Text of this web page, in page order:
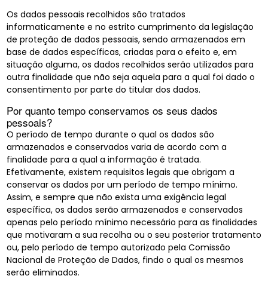
Os dados pessoais recolhidos são tratados
informaticamente e no estrito cumprimento da legislação
de proteção de dados pessoais, sendo armazenados em
base de dados específicas, criadas para o efeito e, em
situação alguma, os dados recolhidos serão utilizados para
outra finalidade que não seja aquela para a qual foi dado o
consentimento por parte do titular dos dados.
Por quanto tempo conservamos os seus dados
pessoais?
O período de tempo durante o qual os dados são
armazenados e conservados varia de acordo com a
finalidade para a qual a informação é tratada.
Efetivamente, existem requisitos legais que obrigam a
conservar os dados por um período de tempo mínimo.
Assim, e sempre que não exista uma exigência legal
específica, os dados serão armazenados e conservados
apenas pelo período mínimo necessário para as finalidades
que motivaram a sua recolha ou o seu posterior tratamento
ou, pelo período de tempo autorizado pela Comissão
Nacional de Proteção de Dados, findo o qual os mesmos
serão eliminados.